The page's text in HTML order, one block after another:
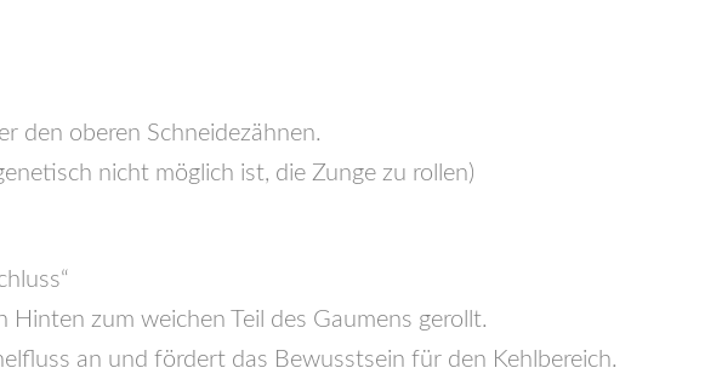
den oberen Schneidezähnen.
nicht möglich ist, die Zunge zu rollen)
Hinten zum weichen Teil des Gaumens gerollt.
an und fördert das Bewusstsein für den Kehlbereich.